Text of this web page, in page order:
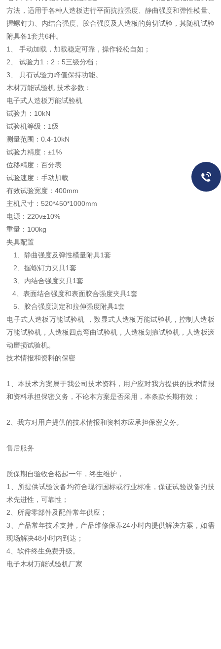
方法，适用于各种人造板进行平面抗拉强度、静曲强度和弹性模量、
握螺钉力、内结合强度、胶合强度及人造板的剪切试验，其随机试验
附具各1套共6种。
1、 手动加载，加载稳定可靠，操作轻松自如；
2、 试验力1：2：5三级分档；
3、 具有试验力峰值保持功能。
木材万能试验机 技术参数：
电子式人造板万能试验机
试验力： 10kN
试验机等级： 1级
测量范围：0.4-10kN
试验力精度：±1%
位移精度：百分表
试验速度：手动加载
有效试验宽度：400mm
主机尺寸： 520*450*1000mm
电源： 220v±10%
重量： 100kg
夹具配置
1、静曲强度及弹性模量附具1套
2、握螺钉力夹具1套
3、内结合强度夹具1套
4、表面结合强度和表面胶合强度夹具1套
5、胶合强度测定和拉伸强度附具1套
电子式人造板万能试验机 ，数显式人造板万能试验机，控制人造板
万能试验机，人造板四点弯曲试验机，人造板划痕试验机，人造板滚
动磨损试验机。
技术情报和资料的保密
1、本技术方案属于我公司技术资料，用户应对我方提供的技术情报
和资料承担保密义务，不论本方案是否采用，本条款长期有效；
2、我方对用户提供的技术情报和资料亦应承担保密义务。
售后服务
质保期自验收合格起一年，终生维护，
1、所提供试验设备均符合现行国标或行业标准，保证试验设备的技
术先进性，可靠性；
2、所需零部件及配件常年供应；
3、产品常年技术支持，产品维修保养24小时内提供解决方案，如需
现场解决48小时内到达；
4、软件终生免费升级。
电子木材万能试验机厂家